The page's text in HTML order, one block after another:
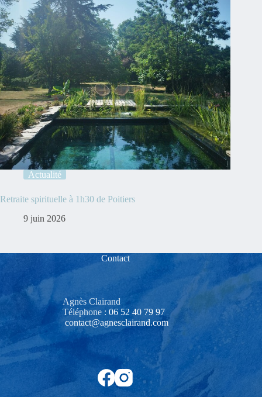
Actualité
Retraite spirituelle à 1h30 de Poitiers
9 juin 2026
Contact
Agnès Clairand
Téléphone : 06 52 40 79 97‬
contact@agnesclairand.com